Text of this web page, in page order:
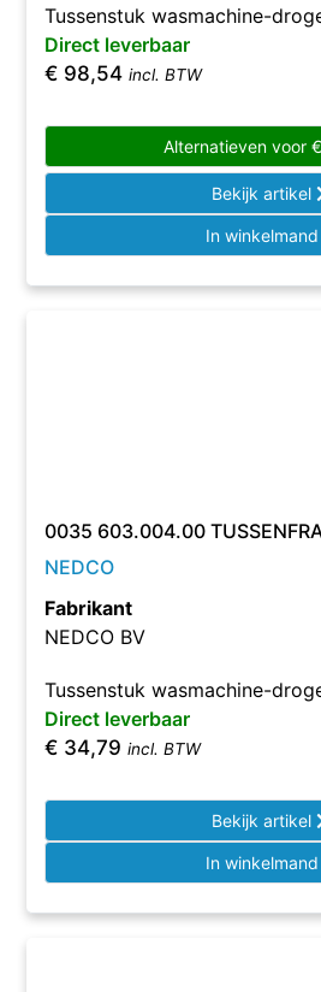
Tussenstuk wasmachine-
Direct leverbaar
€ 98,54 incl. BTW
Alternatieven voor €
Bekijk artikel
In winkelmand
0035 603.004.00
NEDCO
Fabrikant
NEDCO BV
Tussenstuk wasmachine-
Direct leverbaar
€ 34,79 incl. BTW
Bekijk artikel
In winkelmand